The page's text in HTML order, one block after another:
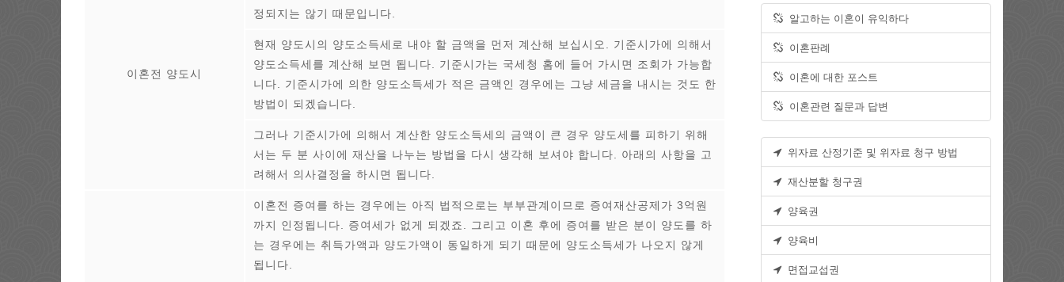
이혼전 양도시
정되지는 않기 때문입니다.
현재 양도시의 양도소득세로 내야 할 금액을 먼저 계산해 보십시오. 기준시가에 의해서
양도소득세를 계산해 보면 됩니다. 기준시가는 국세청 홈에 들어 가시면 조회가 가능합
니다. 기준시가에 의한 양도소득세가 적은 금액인 경우에는 그냥 세금을 내시는 것도 한
방법이 되겠습니다.
그러나 기준시가에 의해서 계산한 양도소득세의 금액이 큰 경우 양도세를 피하기 위해
서는 두 분 사이에 재산을 나누는 방법을 다시 생각해 보셔야 합니다. 아래의 사항을 고
려해서 의사결정을 하시면 됩니다.
이혼전 증여를 하는 경우에는 아직 법적으로는 부부관계이므로 증여재산공제가 3억원
까지 인정됩니다. 증여세가 없게 되겠죠. 그리고 이혼 후에 증여를 받은 분이 양도를 하
는 경우에는 취득가액과 양도가액이 동일하게 되기 때문에 양도소득세가 나오지 않게
됩니다.
알고하는 이혼이 유익하다
이혼판례
이혼에 대한 포스트
이혼관련 질문과 답변
위자료 산정기준 및 위자료 청구 방법
재산분할 청구권
양육권
양육비
면접교섭권